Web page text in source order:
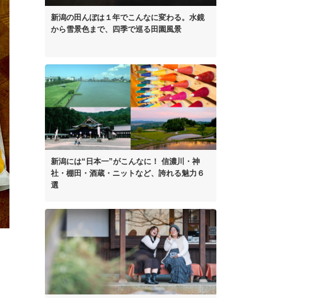
新潟の田んぼは １年でこんなに変わる。 水鏡
から雪景色まで、 四季で巡る田園風景
新潟には“日本一”がこんなに！ 信濃川・神
社・棚田・ 酒蔵・ニットなど、 誇れる魅力６
選